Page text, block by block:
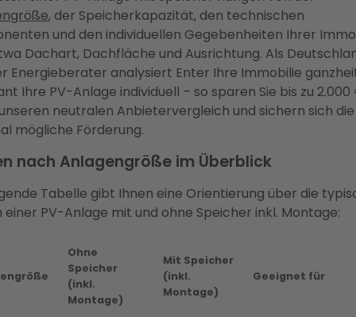
, der Speicherkapazität, den technischen
und den individuellen Gegebenheiten Ihrer
Dachart, Dachfläche und Ausrichtung. Als
Energieberater analysiert Enter Ihre Immobilie
Ihre PV-Anlage individuell – so sparen Sie bis zu
neutralen Anbietervergleich und sichern sich die
mögliche Förderung.
nach Anlagengröße im Überblick
Tabelle gibt Ihnen eine Orientierung über die
einer PV-Anlage mit und ohne Speicher inkl. Montage:
Ohne
Speicher
(inkl.
Montage)
Mit Speicher
(inkl.
Montage)
Geeignet für